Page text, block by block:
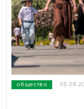
общество